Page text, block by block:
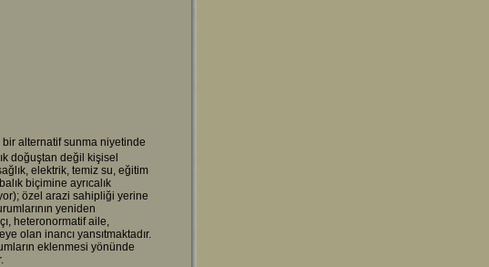
bir alternatif sunma niyetinde
doğuştan değil kişisel
elektrik, temiz su, eğitim
biçimine ayrıcalık
özel arazi sahipliği yerine
yeniden
heteronormatif aile,
olan inancı yansıtmaktadır.
eklenmesi yönünde